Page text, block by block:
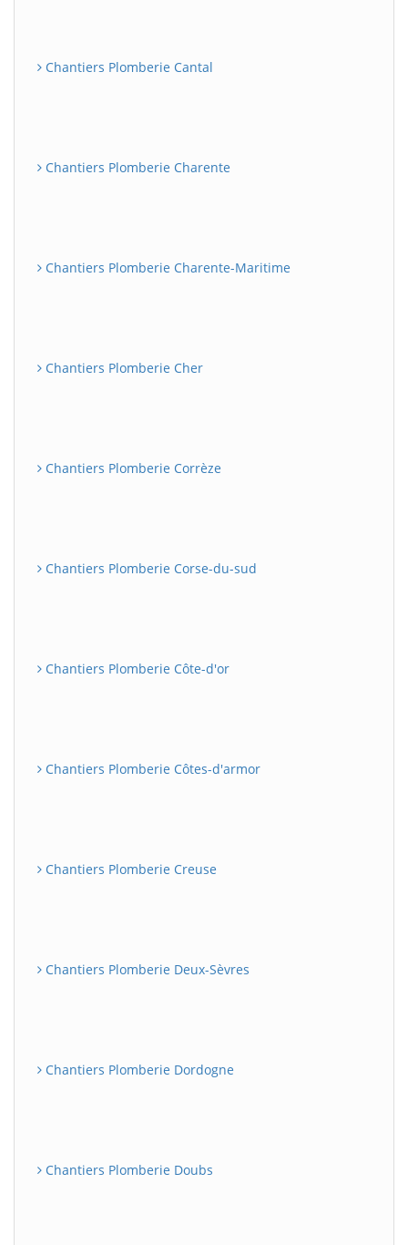
Chantiers Plomberie Cantal
Chantiers Plomberie Charente
Chantiers Plomberie Charente-Maritime
Chantiers Plomberie Cher
Chantiers Plomberie Corrèze
Chantiers Plomberie Corse-du-sud
Chantiers Plomberie Côte-d'or
Chantiers Plomberie Côtes-d'armor
Chantiers Plomberie Creuse
Chantiers Plomberie Deux-Sèvres
Chantiers Plomberie Dordogne
Chantiers Plomberie Doubs